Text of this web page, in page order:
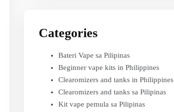
Categories
Bateri Vape sa Pilipinas
Beginner vape kits in Philippines
Clearomizers and tanks in Philippines
Clearomizers and tanks sa Pilipinas
Kit vape pemula sa Pilipinas